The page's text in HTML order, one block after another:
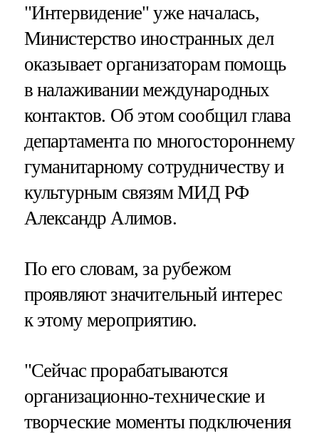
"Интервидение" уже началась,
Министерство иностранных дел
оказывает организаторам помощь
в налаживании международных
контактов. Об этом сообщил глава
департамента по многостороннему
гуманитарному сотрудничеству и
культурным связям МИД РФ
Александр Алимов.
По его словам, за рубежом
проявляют значительный интерес
к этому мероприятию.
"Сейчас прорабатываются
организационно-технические и
творческие моменты подключения